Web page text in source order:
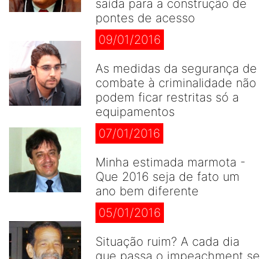
saída para a construção de
pontes de acesso
09/01/2016
As medidas da segurança de
combate à criminalidade não
podem ficar restritas só a
equipamentos
07/01/2016
Minha estimada marmota -
Que 2016 seja de fato um
ano bem diferente
05/01/2016
Situação ruim? A cada dia
que passa o impeachment se